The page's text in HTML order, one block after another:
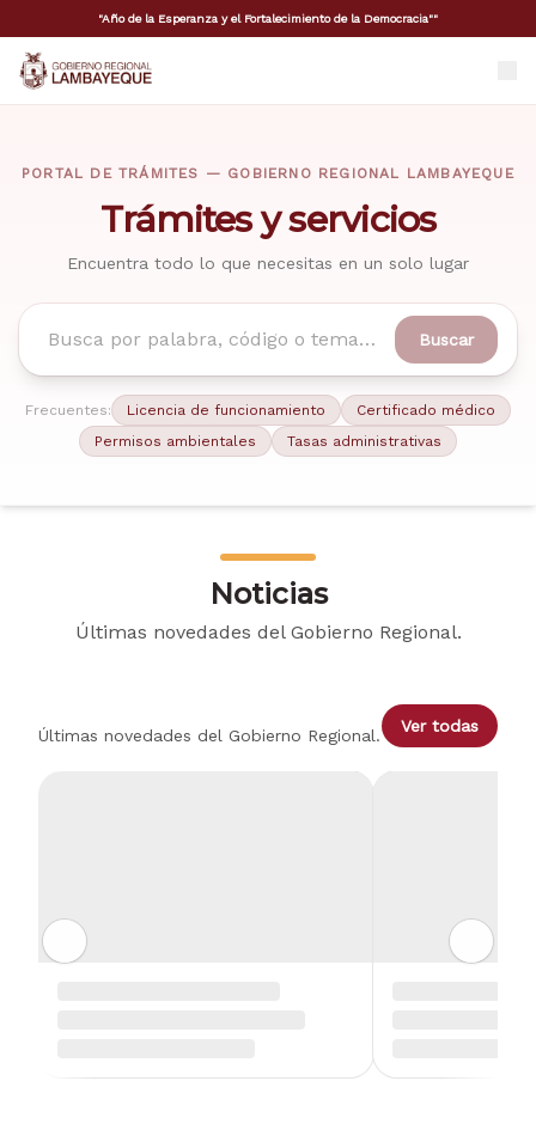
"Año de la Esperanza y el Fortalecimiento de la Democracia""
GORE Lambayeque
PORTAL DE TRÁMITES — GOBIERNO REGIONAL LAMBAYEQUE
Trámites y servicios
Encuentra todo lo que necesitas en un solo lugar
Buscar
Frecuentes: Licencia de funcionamiento
Certificado médico
Permisos ambientales
Tasas administrativas
Noticias
Últimas novedades del Gobierno Regional.
Últimas novedades del Gobierno Regional. Ver todas